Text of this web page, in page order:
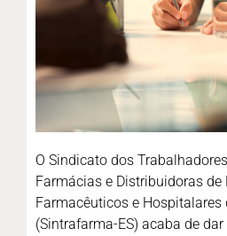
O Sindicato dos
Farmácias e Distribuidoras de
Farmacêuticos e Hospitalares
(Sintrafarma-ES) acaba de